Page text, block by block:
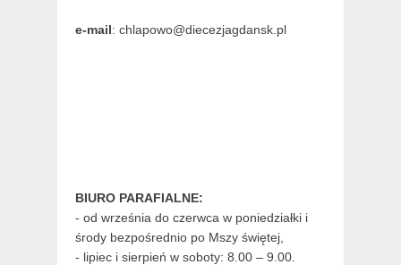
e-mail: chlapowo@diecezjagdansk.pl
BIURO PARAFIALNE:
- od września do czerwca w poniedziałki i
środy bezpośrednio po Mszy świętej,
- lipiec i sierpień w soboty: 8.00 – 9.00.